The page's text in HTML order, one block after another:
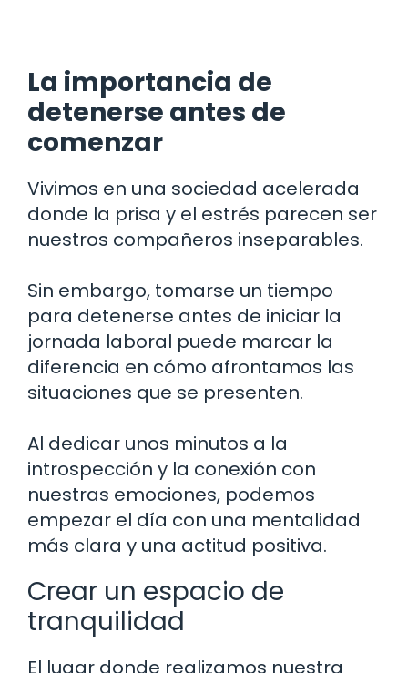
La importancia de
detenerse antes de
comenzar
Vivimos en una sociedad acelerada
donde la prisa y el estrés parecen ser
nuestros compañeros inseparables.
Sin embargo, tomarse un tiempo
para detenerse antes de iniciar la
jornada laboral puede marcar la
diferencia en cómo afrontamos las
situaciones que se presenten.
Al dedicar unos minutos a la
introspección y la conexión con
nuestras emociones, podemos
empezar el día con una mentalidad
más clara y una actitud positiva.
Crear un espacio de
tranquilidad
El lugar donde realizamos nuestra